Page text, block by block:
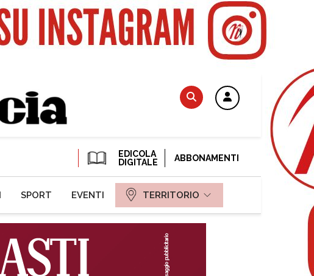
EDICOLA
DIGITALE
ABBONAMENTI
SPORT EVENTI TERRITORIO